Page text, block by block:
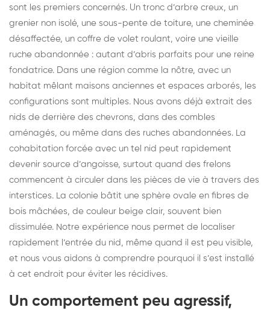
sont les premiers concernés. Un tronc d’arbre creux, un
grenier non isolé, une sous-pente de toiture, une cheminée
désaffectée, un coffre de volet roulant, voire une vieille
ruche abandonnée : autant d’abris parfaits pour une reine
fondatrice. Dans une région comme la nôtre, avec un
habitat mêlant maisons anciennes et espaces arborés, les
configurations sont multiples. Nous avons déjà extrait des
nids de derrière des chevrons, dans des combles
aménagés, ou même dans des ruches abandonnées. La
cohabitation forcée avec un tel nid peut rapidement
devenir source d’angoisse, surtout quand des frelons
commencent à circuler dans les pièces de vie à travers des
interstices. La colonie bâtit une sphère ovale en fibres de
bois mâchées, de couleur beige clair, souvent bien
dissimulée. Notre expérience nous permet de localiser
rapidement l’entrée du nid, même quand il est peu visible,
et nous vous aidons à comprendre pourquoi il s’est installé
à cet endroit pour éviter les récidives.
Un comportement peu agressif,